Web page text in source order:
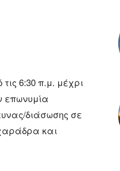
6:30 π.μ. μέχρι
επωνυμία
διάσωσης σε
και